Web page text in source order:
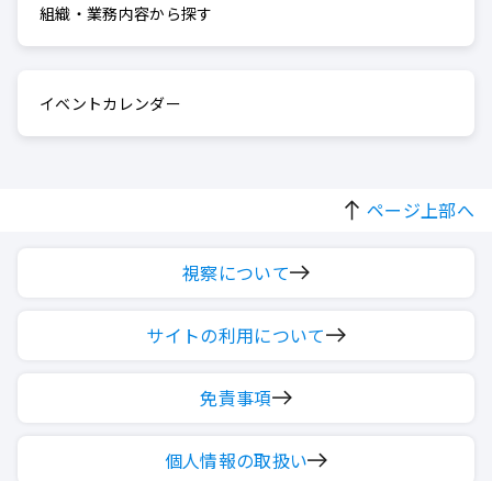
組織・業務内容から探す
イベントカレンダー
ページ上部へ
視察について
サイトの利用について
免責事項
個人情報の取扱い